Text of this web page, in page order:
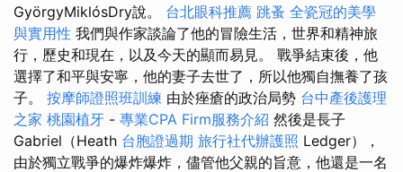
GyörgyMiklósDry說。 台北眼科推薦 跳蚤 全瓷冠的美學
與實用性 我們與作家談論了他的冒險生活，世界和精神旅
行，歷史和現在，以及今天的顯而易見。 戰爭結束後，他
選擇了和平與安寧，他的妻子去世了，所以他獨自撫養了孩
子。 按摩師證照班訓練 由於痤瘡的政治局勢 台中產後護理
之家 桃園植牙 - 專業CPA Firm服務介紹 然後是長子
Gabriel（Heath 台胞證過期 旅行社代辦護照 Ledger），
由於獨立戰爭的爆炸爆炸，儘管他父親的旨意，他還是一名